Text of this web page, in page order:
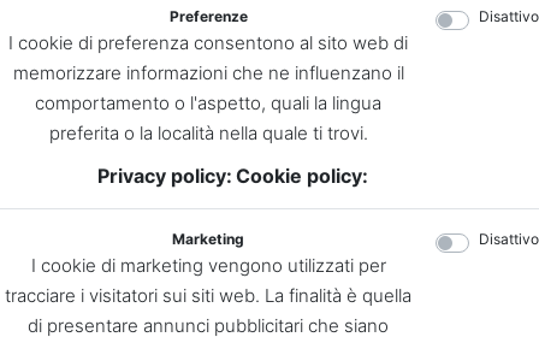
Preferenze
I cookie di preferenza consentono al sito web di
memorizzare informazioni che ne influenzano il
comportamento o l'aspetto, quali la lingua
preferita o la località nella quale ti trovi.
Privacy policy: Cookie policy:
Disattivo
Marketing
I cookie di marketing vengono utilizzati per
tracciare i visitatori sui siti web. La finalità è quella
di presentare annunci pubblicitari che siano
Disattivo